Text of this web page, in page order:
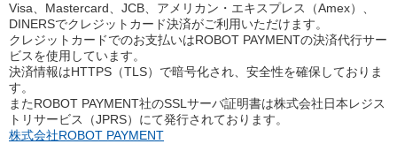
Visa、Mastercard、JCB、アメリカン・エキスプレス（Amex）、
DINERSでクレジットカード決済がご利用いただけます。
クレジットカードでのお支払いはROBOT PAYMENTの決済代行サー
ビスを使用しています。
決済情報はHTTPS（TLS）で暗号化され、安全性を確保しておりま
す。
またROBOT PAYMENT社のSSLサーバ証明書は株式会社日本レジス
トリサービス（JPRS）にて発行されております。
株式会社ROBOT PAYMENT